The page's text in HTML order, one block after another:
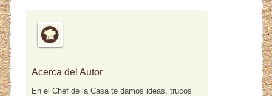
Acerca del Autor
En el Chef de la Casa te damos ideas, trucos